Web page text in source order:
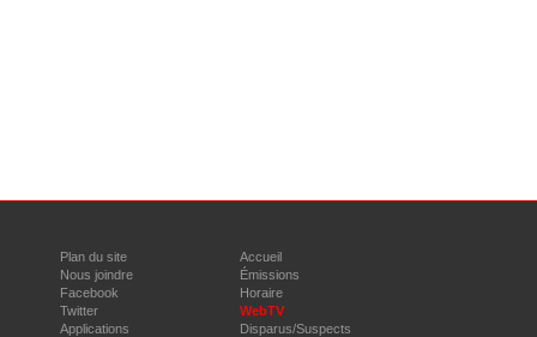
Plan du site
Nous joindre
Facebook
Twitter
Applications
Accueil
Émissions
Horaire
WebTV
Disparus/Suspects